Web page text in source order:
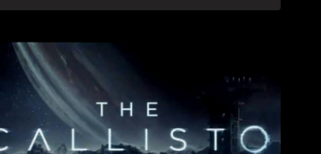
USARE
SKIN